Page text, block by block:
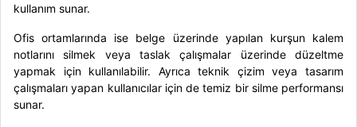
kullanım sunar.
Ofis ortamlarında ise belge üzerinde yapılan kurşun kalem
notlarını silmek veya taslak çalışmalar üzerinde düzeltme
yapmak için kullanılabilir. Ayrıca teknik çizim veya tasarım
çalışmaları yapan kullanıcılar için de temiz bir silme performansı
sunar.